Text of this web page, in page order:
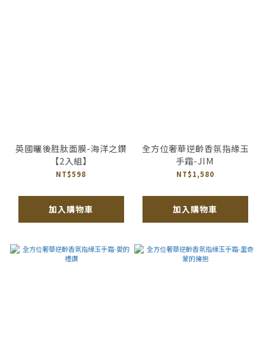
英國曬後胜肽面膜-海洋之鑽
【2入組】
NT$598
加入購物車
全方位奢華逆齡香氛指緣玉
手霜-JIM
NT$1,580
加入購物車